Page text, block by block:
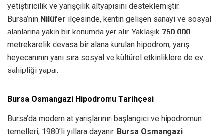
yetiştiricilik ve yarışçılık altyapısını desteklemiştir.
Bursa’nın Nilüfer ilçesinde, kentin gelişen sanayi ve sosyal
alanlarına yakın bir konumda yer alır. Yaklaşık 760.000
metrekarelik devasa bir alana kurulan hipodrom, yarış
heyecanının yanı sıra sosyal ve kültürel etkinliklere de ev
sahipliği yapar.
Bursa Osmangazi Hipodromu Tarihçesi
Bursa’da modern at yarışlarının başlangıcı ve hipodromun
temelleri, 1980’li yıllara dayanır. Bursa Osmangazi